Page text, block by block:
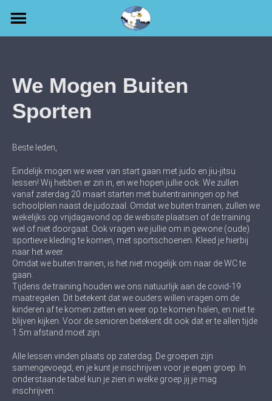
We Mogen Buiten
Sporten
Beste leden,
Eindelijk mogen we weer van start gaan met judo en jiu-jitsu
lessen! Wij hebben er zin in, en we hopen jullie ook. We zullen
vanaf zaterdag 20 maart starten met buitentrainingen op het
schoolplein naast de judozaal. Omdat we buiten trainen, zullen we
wekelijks op vrijdagavond op de website plaatsen of de training
wel of niet doorgaat. Ook vragen we jullie om in gewone (oude)
sportieve kleding te komen, met sportschoenen. Kleed je hierbij
naar het weer.
Omdat we buiten trainen, is het niet mogelijk om naar de WC te
gaan.
Tijdens de training houden we ons natuurlijk aan de covid-19
maatregelen. Dit betekent dat we ouders willen vragen om de
kinderen af te komen zetten en weer op te komen halen, en niet te
blijven kijken. Voor de senioren betekent dit ook dat er te allen tijde
1.5m afstand moet zijn.
Alle lessen vinden plaats op zaterdag. De groepen zijn
samengevoegd, en je kunt je inschrijven voor je eigen groep. In
onderstaande tabel kun je zien in welke groep jij je mag
inschrijven: